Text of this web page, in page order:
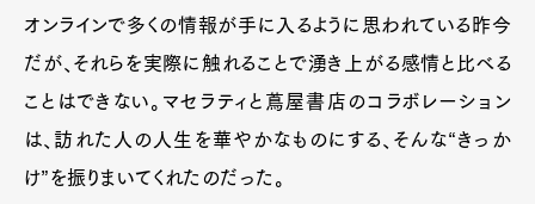
オンラインで多くの情報が手に入るように思われている昨今
だが、それらを実際に触れることで湧き上がる感情と比べる
ことはできない。マセラティと蔦屋書店のコラボレーション
は、訪れた人の人生を華やかなものにする、そんな“きっか
け”を振りまいてくれたのだった。